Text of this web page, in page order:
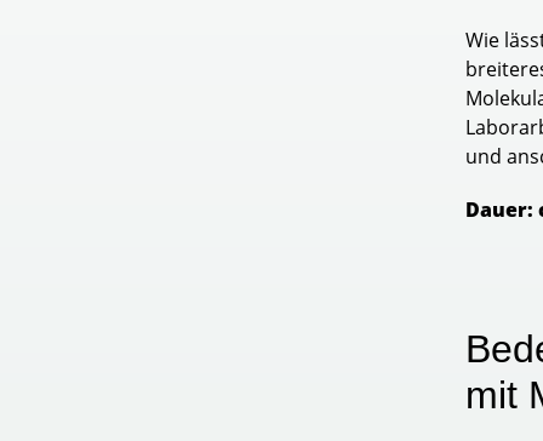
Wie
und
Dauer:
mit